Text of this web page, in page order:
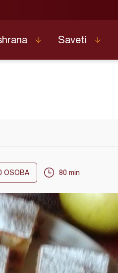
Saveti
OSOBA 80 min